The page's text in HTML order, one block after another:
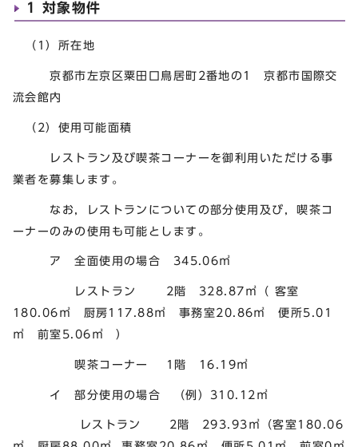
1 対象物件
（1）所在地
京都市左京区粟田口鳥居町2番地の1 京都市国際交
流会館内
（2）使用可能面積
レストラン及び喫茶コーナーを御利用いただける事
業者を募集します。
なお，レストランについての部分使用及び，喫茶コ
ーナーのみの使用も可能とします。
ア 全面使用の場合 345.06㎡
レストラン 2階 328.87㎡（ 客室
180.06㎡ 厨房117.88㎡ 事務室20.86㎡ 便所5.01
㎡ 前室5.06㎡ ）
喫茶コーナー 1階 16.19㎡
イ 部分使用の場合 （例）310.12㎡
レストラン 2階 293.93㎡（客室180.06